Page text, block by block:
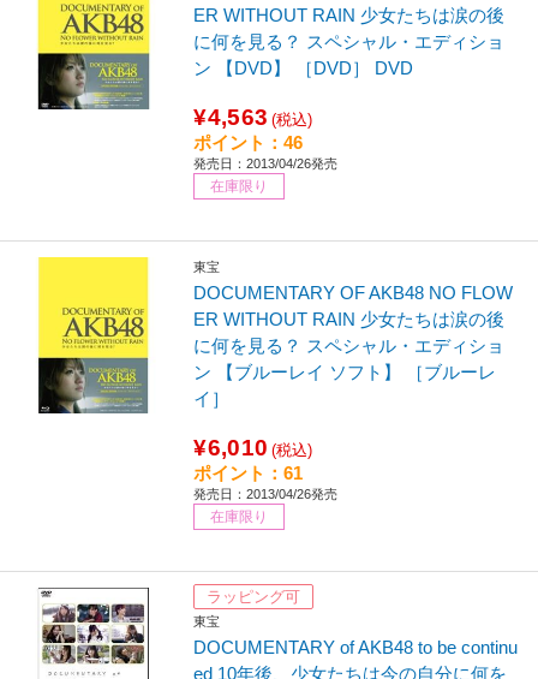
ER WITHOUT RAIN 少女たちは涙の後
に何を見る？ スペシャル・エディショ
ン 【DVD】 ［DVD］ DVD
¥4,563 (税込)
ポイント：46
発売日：2013/04/26発売
在庫限り
東宝
DOCUMENTARY OF AKB48 NO FLOW
ER WITHOUT RAIN 少女たちは涙の後
に何を見る？ スペシャル・エディショ
ン 【ブルーレイ ソフト】 ［ブルーレ
イ］
¥6,010 (税込)
ポイント：61
発売日：2013/04/26発売
在庫限り
ラッピング可
東宝
DOCUMENTARY of AKB48 to be continu
ed 10年後、少女たちは今の自分に何を